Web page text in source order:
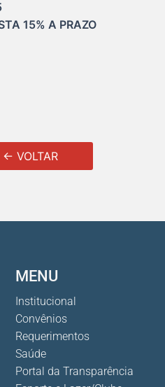
15% A PRAZO
← VOLTAR
MENU
Institucional
Convênios
Requerimentos
Saúde
Portal da Transparência